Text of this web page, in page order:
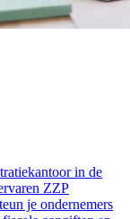
in de
ZZP
je ondernemers